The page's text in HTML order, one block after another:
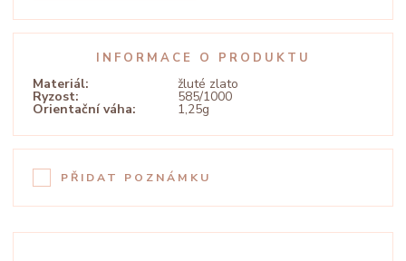
INFORMACE O PRODUKTU
Materiál: žluté zlato
Ryzost: 585/1000
Orientační váha: 1,25g
PŘIDAT POZNÁMKU